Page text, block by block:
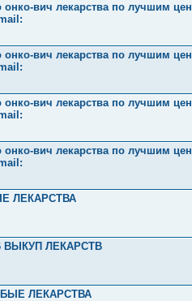
вич лекарства по лучшим
вич лекарства по лучшим
вич лекарства по лучшим
вич лекарства по лучшим
ЛЕКАРСТВА
ВЫКУП ЛЕКАРСТВ
ЛЕКАРСТВА